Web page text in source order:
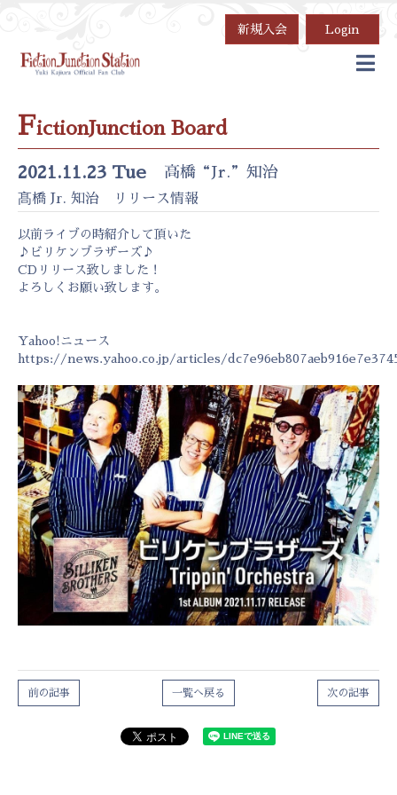
新規入会 Login
FictionJunction Board
2021.11.23 Tue 高橋“Jr.”知治
髙橋 Jr. 知治 リリース情報
以前ライブの時紹介して頂いた
♪ビリケンブラザーズ♪
CDリリース致しました！
よろしくお願い致します。
Yahoo!ニュース
https://news.yahoo.co.jp/articles/
次の記事
一覧へ戻る
前の記事